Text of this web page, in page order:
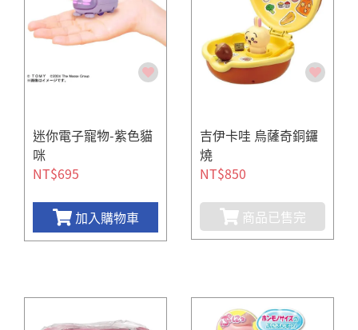
迷你電子寵物-紫色貓
咪
NT$695
加入購物車
吉伊卡哇 烏薩奇銅鑼
燒
NT$850
商品已售完